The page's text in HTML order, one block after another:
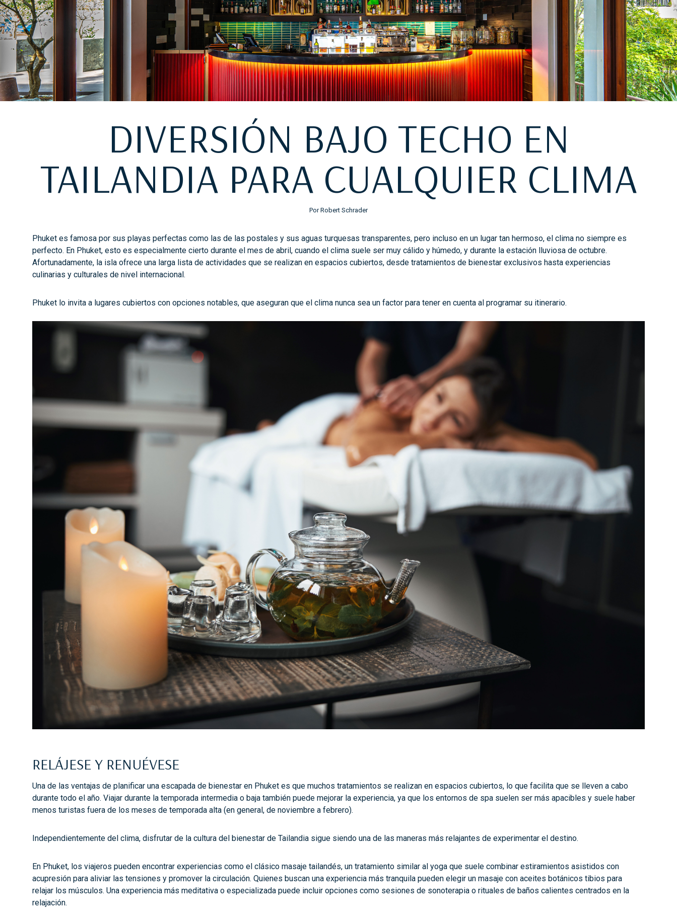
DIVERSIÓN BAJO TECHO EN
TAILANDIA PARA CUALQUIER CLIMA
Por Robert Schrader
Phuket es famosa por sus playas perfectas como las de las postales y sus aguas turquesas transparentes, pero incluso en un lugar tan hermoso, el clima no siempre es
perfecto. En Phuket, esto es especialmente cierto durante el mes de abril, cuando el clima suele ser muy cálido y húmedo, y durante la estación lluviosa de octubre.
Afortunadamente, la isla ofrece una larga lista de actividades que se realizan en espacios cubiertos, desde tratamientos de bienestar exclusivos hasta experiencias
culinarias y culturales de nivel internacional.
Phuket lo invita a lugares cubiertos con opciones notables, que aseguran que el clima nunca sea un factor para tener en cuenta al programar su itinerario.
RELÁJESE Y RENUÉVESE
Una de las ventajas de planificar una escapada de bienestar en Phuket es que muchos tratamientos se realizan en espacios cubiertos, lo que facilita que se lleven a cabo
durante todo el año. Viajar durante la temporada intermedia o baja también puede mejorar la experiencia, ya que los entornos de spa suelen ser más apacibles y suele haber
menos turistas fuera de los meses de temporada alta (en general, de noviembre a febrero).
Independientemente del clima, disfrutar de la cultura del bienestar de Tailandia sigue siendo una de las maneras más relajantes de experimentar el destino.
En Phuket, los viajeros pueden encontrar experiencias como el clásico masaje tailandés, un tratamiento similar al yoga que suele combinar estiramientos asistidos con
acupresión para aliviar las tensiones y promover la circulación. Quienes buscan una experiencia más tranquila pueden elegir un masaje con aceites botánicos tibios para
relajar los músculos. Una experiencia más meditativa o especializada puede incluir opciones como sesiones de sonoterapia o rituales de baños calientes centrados en la
relajación.